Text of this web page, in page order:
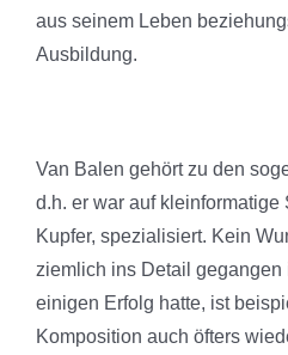
aus seinem Leben
Ausbildung.
Van Balen gehört zu den
d.h. er war auf kleinformatige
Kupfer, spezialisiert. Kein
ziemlich ins Detail
einigen Erfolg hatte, ist
Komposition auch öfters